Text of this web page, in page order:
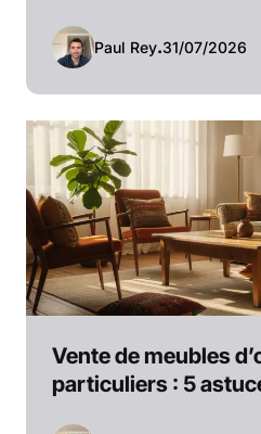
Paul Rey.31/07/2026
Vente de meubles
particuliers : 5